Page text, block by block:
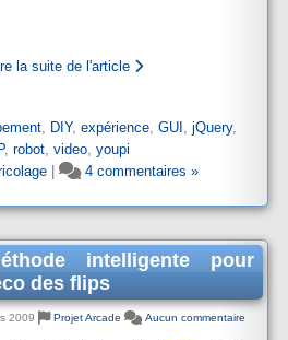
la suite de l'article
, DIY, expérience, GUI , jQuery,
, robot, video, youpi
| 4 commentaires »
intelligente pour
des flips
2009 Projet Arcade Aucun commentaire